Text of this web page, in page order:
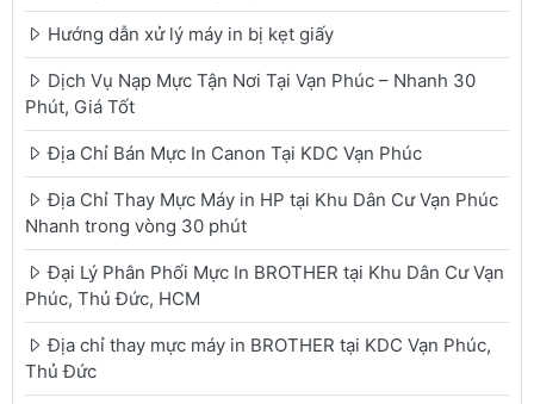
Hướng dẫn xử lý máy in bị kẹt giấy
Dịch Vụ Nạp Mực Tận Nơi Tại Vạn Phúc – Nhanh 30
Phút, Giá Tốt
Địa Chỉ Bán Mực In Canon Tại KDC Vạn Phúc
Địa Chỉ Thay Mực Máy in HP tại Khu Dân Cư Vạn Phúc
Nhanh trong vòng 30 phút
Đại Lý Phân Phối Mực In BROTHER tại Khu Dân Cư Vạn
Phúc, Thủ Đức, HCM
Địa chỉ thay mực máy in BROTHER tại KDC Vạn Phúc,
Thủ Đức